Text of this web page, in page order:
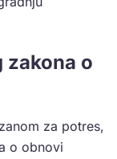
zakona o
za potres,
o obnovi